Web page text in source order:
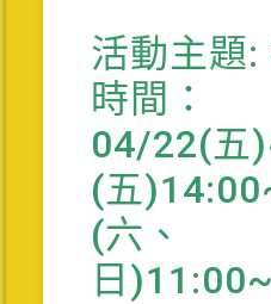
活動主題:
時間：
04/22(五
(五
(六、
日